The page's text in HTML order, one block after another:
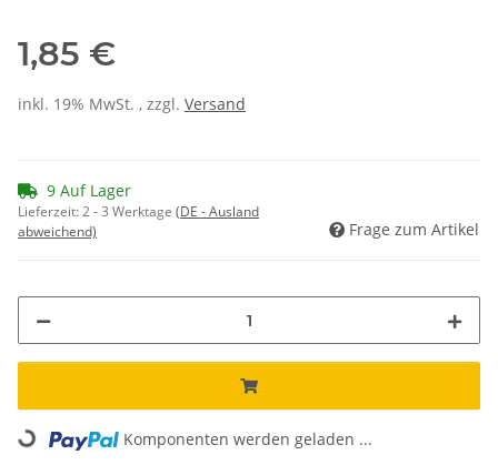
1,85 €
inkl. 19% MwSt. , zzgl. Versand
9 Auf Lager
Lieferzeit:2 - 3 Werktage (DE - Ausland
abweichend)
Frage zum Artikel
Loading... Komponenten werden geladen ...